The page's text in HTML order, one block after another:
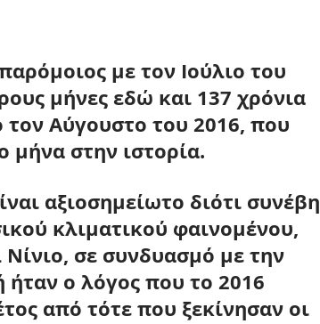
με τον Ιούλιο του
μήνες εδώ και 137 χρόνια
Αύγουστο του 2016, που
μήνα στην ιστορία.
αξιοσημείωτο διότι συνέβη
κλιματικού φαινομένου,
Νίνιο, σε συνδυασμό με την
ο λόγος που το 2016
από τότε που ξεκίνησαν οι